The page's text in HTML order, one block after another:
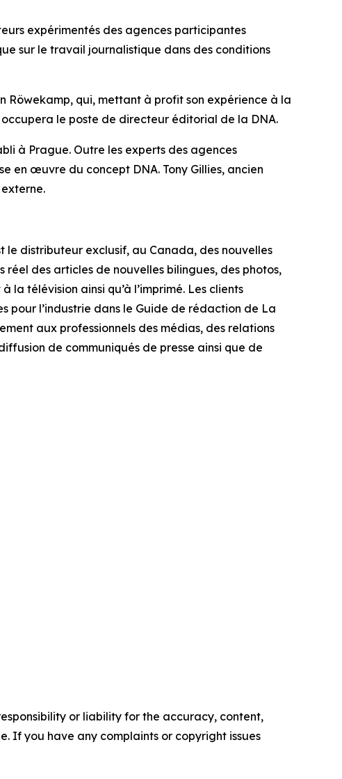
expérimentés des agences participantes
sur le travail journalistique dans des conditions
Röwekamp, qui, mettant à profit son expérience à la
le poste de directeur éditorial de la DNA.
à Prague. Outre les experts des agences
en œuvre du concept DNA. Tony Gillies, ancien
le distributeur exclusif, au Canada, des nouvelles
réel des articles de nouvelles bilingues, des photos,
télévision ainsi qu’à l’imprimé. Les clients
pour l’industrie dans le Guide de rédaction de La
aux professionnels des médias, des relations
de communiqués de presse ainsi que de
or liability for the accuracy, content,
If you have any complaints or copyright issues